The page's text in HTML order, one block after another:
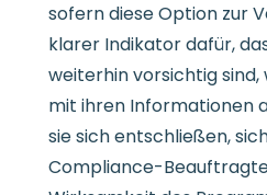
sofern diese Option zur
klarer Indikator dafür,
weiterhin vorsichtig sind,
mit ihren Informationen
sie sich entschließen,
Compliance-